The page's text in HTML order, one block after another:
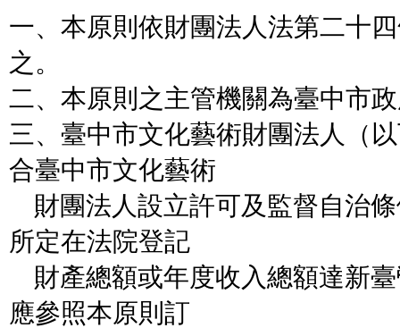
一、本原則依財團法人法第二十
之。
二、本原則之主管機關為臺中市
三、臺中市文化藝術財團法人（
合臺中市文化藝術
財團法人設立許可及監督自治
所定在法院登記
財產總額或年度收入總額達新
應參照本原則訂